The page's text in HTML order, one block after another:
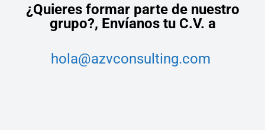
¿Quieres formar parte de nuestro
grupo?, Envíanos tu C.V. a
hola@azvconsulting.com